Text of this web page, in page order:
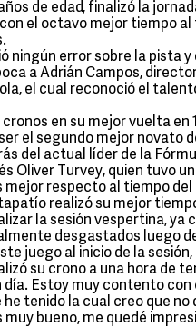
de edad, finalizó la
el octavo mejor tiempo al
ningún error sobre la pista y
a Adrián Campos,
el cual reconoció el
cronos en su mejor vuelta en
el segundo mejor novato
del actual líder de la
Oliver Turvey, quien tuvo
mejor respecto al tiempo del
realizó su mejor
la sesión vespertina, ya
desgastados luego de
juego al inicio de la
su crono a una hora de
día. Estoy muy contento con
tenido la cual creo que no
muy bueno, me quedé